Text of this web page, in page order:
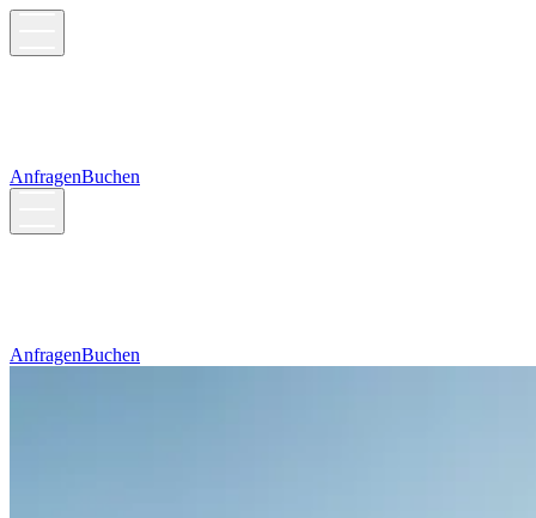
AnfragenBuchen
AnfragenBuchen